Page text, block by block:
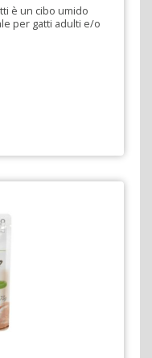
è un cibo umido
per gatti adulti e/o